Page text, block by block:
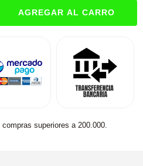
superiores a 200.000.